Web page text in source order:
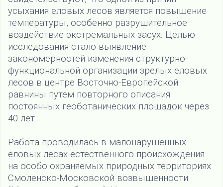
усыхания еловых лесов является повышение
температуры, особенно разрушительное
воздействие экстремальных засух. Целью
исследования стало выявление
закономерностей изменения структурно-
функциональной организации зрелых еловых
лесов в центре Восточно-Европейской
равнины путём повторного описания
постоянных геоботанических площадок через
40 лет.
Работа проводилась в малонарушенных
еловых лесах естественного происхождения
на особо охраняемых природных территориях
Смоленско-Московской возвышенности